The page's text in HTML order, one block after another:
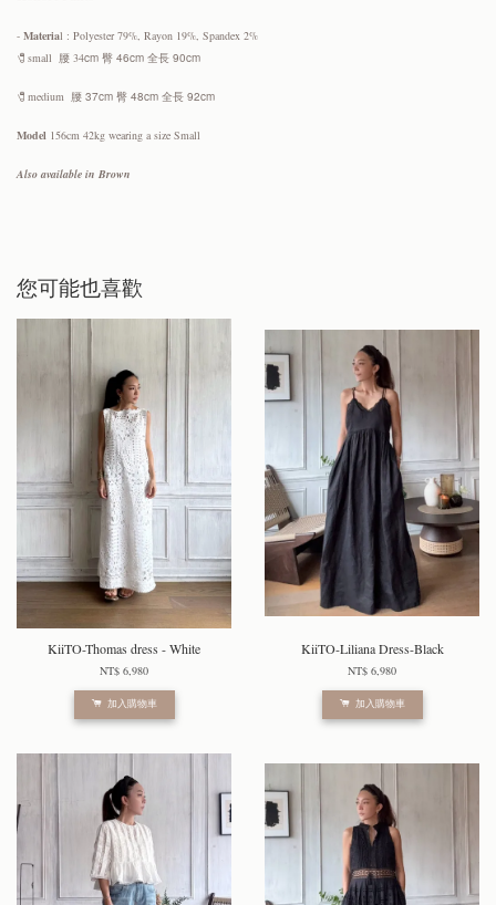
- Material : Polyester 79%, Rayon 19%, Spandex 2%
🧷 small 腰 34cm 臀 46cm 全長 90cm
🧷 medium 腰 37cm 臀 48cm 全長 92cm
Model 156cm 42kg wearing a size Small
Also available in Brown
您可能也喜歡
KiiTO-Thomas dress - White
NT$ 6,980
加入購物車
KiiTO-Liliana Dress-Black
NT$ 6,980
加入購物車